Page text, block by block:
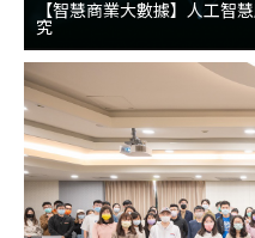
【智慧商業大數據】人工智
究